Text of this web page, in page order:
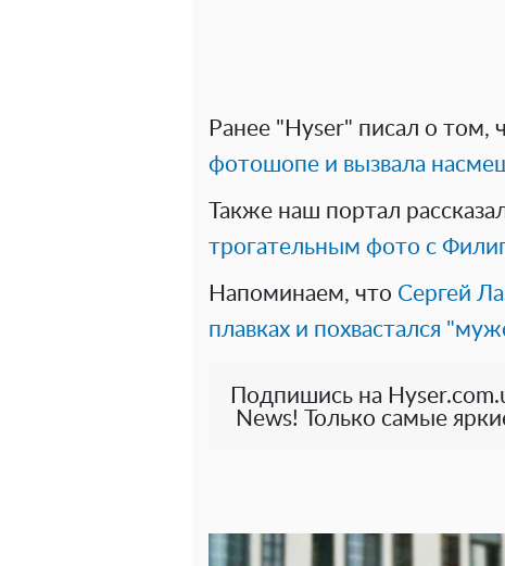
Ранее "Hyser" писал о том,
фотошопе и вызвала
Также наш портал
трогательным фото с
Напоминаем, что Сергей
плавках и похвастался
Подпишись на
News! Только самые